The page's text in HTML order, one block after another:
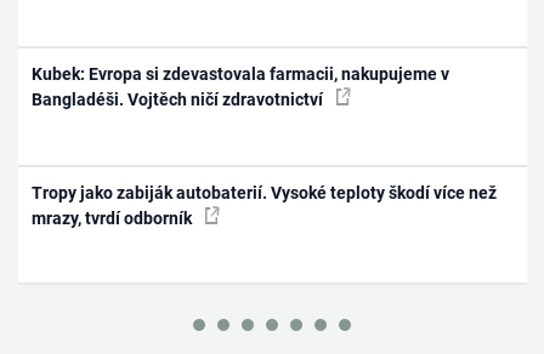
Kubek: Evropa si zdevastovala farmacii, nakupujeme v
Bangladéši. Vojtěch ničí zdravotnictví
Tropy jako zabiják autobaterií. Vysoké teploty škodí více než
mrazy, tvrdí odborník